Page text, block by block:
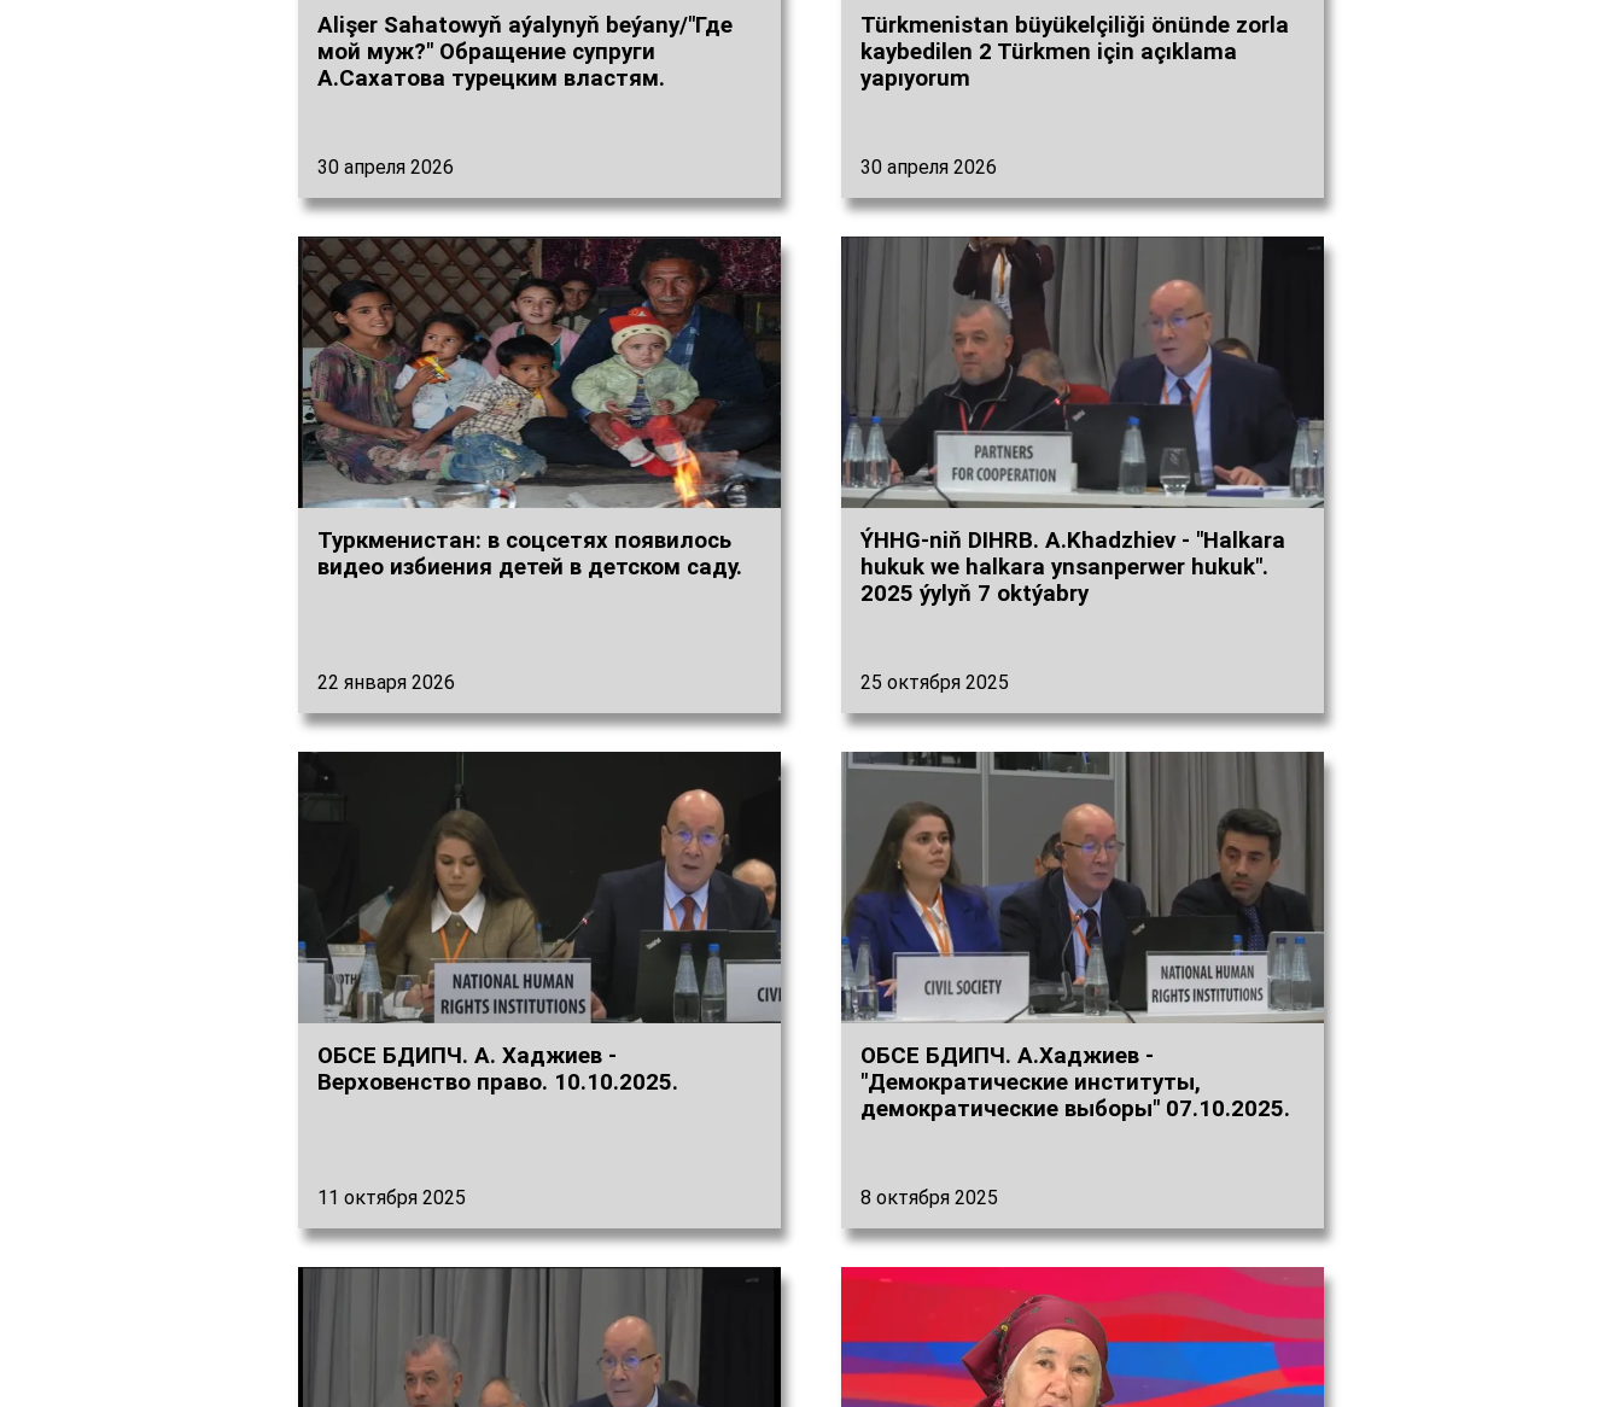
Alişer Sahatowyň aýalynyň beýany/"Где
мой муж?" Обращение супруги
А.Сахатова турецким властям.
30 апреля 2026
Türkmenistan büyükelçiliği önünde zorla
kaybedilen 2 Türkmen için açıklama
yapıyorum
30 апреля 2026
Туркменистан: в соцсетях появилось
видео избиения детей в детском саду.
22 января 2026
ÝHHG-niň DIHRB. A.Khadzhiev - "Halkara
hukuk we halkara ynsanperwer hukuk".
2025 ýylyň 7 oktýabry
25 октября 2025
ОБСЕ БДИПЧ. А. Хаджиев -
Верховенство право. 10.10.2025.
11 октября 2025
ОБСЕ БДИПЧ. А.Хаджиев -
"Демократические институты,
демократические выборы" 07.10.2025.
8 октября 2025